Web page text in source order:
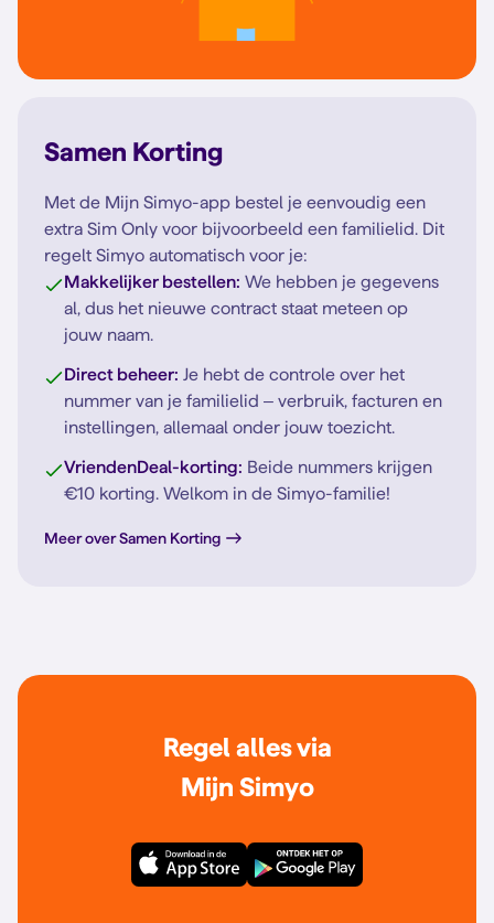
Samen Korting
Met de Mijn Simyo-app bestel je eenvoudig een
extra Sim Only voor bijvoorbeeld een familielid. Dit
regelt Simyo automatisch voor je:
Makkelijker bestellen: We hebben je gegevens
al, dus het nieuwe contract staat meteen op
jouw naam.
Direct beheer: Je hebt de controle over het
nummer van je familielid – verbruik, facturen en
instellingen, allemaal onder jouw toezicht.
VriendenDeal-korting: Beide nummers krijgen
€10 korting. Welkom in de Simyo-familie!
Meer over Samen Korting
Regel alles via
Mijn Simyo